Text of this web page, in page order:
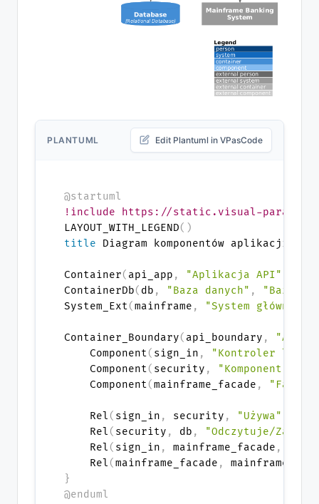
PLANTUML Edit Plantuml in VPasCode
@startuml
!include https://static.visual-
LAYOUT_WITH_LEGEND( )
title Diagram komponentów aplikacji
Container( api_app , "Aplikacja API"
ContainerDb( db , "Baza danych" ,
"Baza
System_Ext(mainframe , "System główny
Container_Boundary( api_boundary ,
    Component
( sign_in ,
"Kontroler
    Component
( security ,
"Komponent
    Component
(mainframe_facade , "Facade
    Rel
( sign_in , security , "Używa"
    Rel
( security , db ,
"Odczytuje/
    Rel
( sign_in , mainframe_facade ,
    Rel
(mainframe_facade , mainframe
}
@enduml